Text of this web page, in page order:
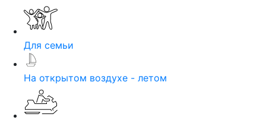
Для семьи
На открытом воздухе - летом